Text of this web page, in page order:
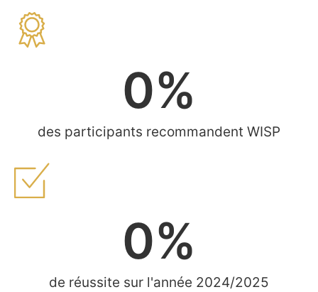
des participants recommandent WISP
0%
de réussite sur l'année 2024/2025
0%